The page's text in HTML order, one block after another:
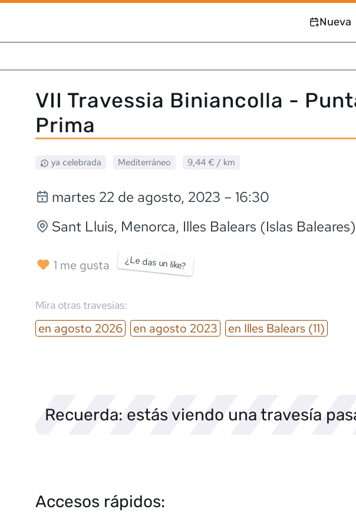
Nueva
VII Travessia Biniancolla -
Prima
ya celebrada Mediterráneo 9,44 € / km
martes 22 de agosto, 2023 – 16:30
Sant Lluis, Menorca, Illes Balears (Islas Baleares)
1 me gusta ¿Le das un like?
Mira otras travesías:
en agosto 2026 en agosto 2023 en Illes Balears (11)
Recuerda: estás viendo una travesía
Accesos rápidos: